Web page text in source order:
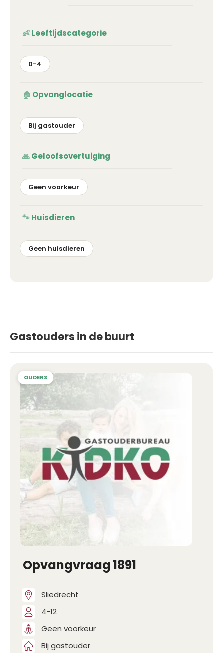
Leeftijdscategorie
0-4
Opvanglocatie
Bij gastouder
Geloofsovertuiging
Geen voorkeur
Huisdieren
Geen huisdieren
Gastouders in de buurt
Opvangvraag 1891
Sliedrecht
4-12
Geen voorkeur
Bij gastouder